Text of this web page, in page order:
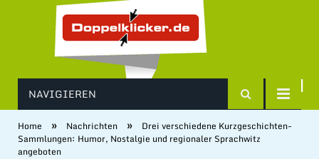
NAVIGIEREN
Home » Nachrichten »
Drei verschiedene Kurzgeschichten-
Sammlungen: Humor, Nostalgie und regionaler Sprachwitz
angeboten